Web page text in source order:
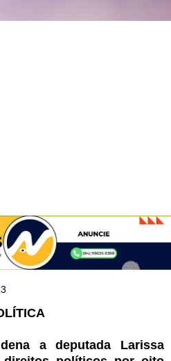
a deputada Larissa